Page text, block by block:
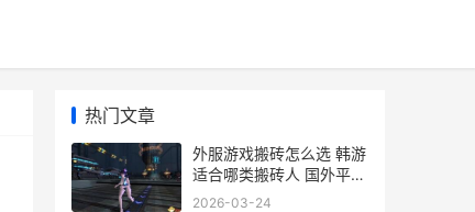
热门文章
外服游戏搬砖怎么选 韩游
适合哪类搬砖人 国外平台
游戏搬砖
2026-03-24